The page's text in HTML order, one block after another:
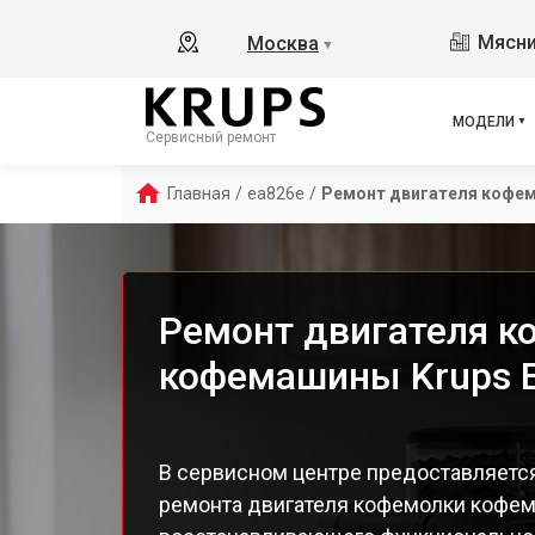
Москва ▼
Сервисный ремонт
МОДЕЛИ
EA
Главная / ea826e / Ремонт двигателя
Ремонт двигателя
кофемашины Krups
В сервисном центре
ремонта двигателя кофемолки